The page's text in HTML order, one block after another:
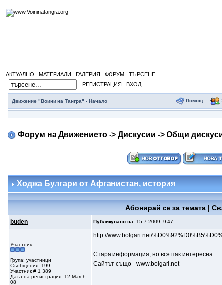
АКТУАЛНО МАТЕРИАЛИ ГАЛЕРИЯ ФОРУМ
ТЪРСЕНЕ
РЕГИСТРАЦИЯ
ВХОД
Движение "Воини на Тангра" - Начало Помощ
Форум на Движението ->Дискусии ->Общи
Ходжа Булгари от Афганистан, история
Абонирай се за темата|
buden Публикувано на: 15.7.2009, 9:47
Участник
Група: участници
Съобщения: 199
Участник # 1 389
Дата на регистрация: 12-March
08
http://www.bolgari.net/
Стара информация, но все пак интересна.
Сайтът също - www.bolgari.net